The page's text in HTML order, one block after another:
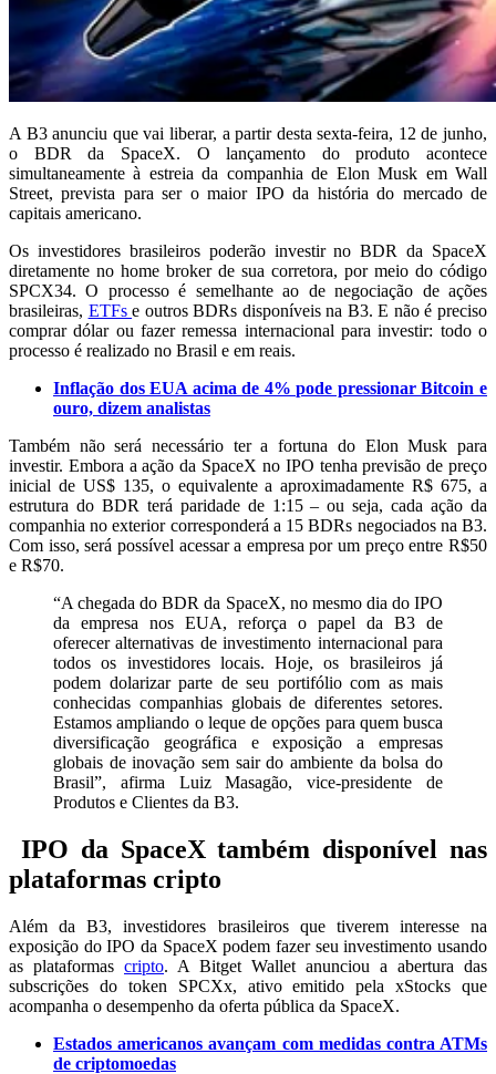
A B3 anunciu que vai liberar, a partir desta sexta-feira, 12 de junho,
o BDR da SpaceX. O lançamento do produto acontece
simultaneamente à estreia da companhia de Elon Musk em Wall
Street, prevista para ser o maior IPO da história do mercado de
capitais americano.
Os investidores brasileiros poderão investir no BDR da SpaceX
diretamente no home broker de sua corretora, por meio do código
SPCX34. O processo é semelhante ao de negociação de ações
brasileiras, ETFse outros BDRs disponíveis na B3. E não é preciso
comprar dólar ou fazer remessa internacional para investir: todo o
processo é realizado no Brasil e em reais.
Inflação dos EUA acima de 4% pode pressionar Bitcoin e
ouro, dizem analistas
Também não será necessário ter a fortuna do Elon Musk para
investir. Embora a ação da SpaceX no IPO tenha previsão de preço
inicial de US$ 135, o equivalente a aproximadamente R$ 675, a
estrutura do BDR terá paridade de 1:15 – ou seja, cada ação da
companhia no exterior corresponderá a 15 BDRs negociados na B3.
Com isso, será possível acessar a empresa por um preço entre R$50
e R$70.
“A chegada do BDR da SpaceX, no mesmo dia do IPO
da empresa nos EUA, reforça o papel da B3 de
oferecer alternativas de investimento internacional para
todos os investidores locais. Hoje, os brasileiros já
podem dolarizar parte de seu portifólio com as mais
conhecidas companhias globais de diferentes setores.
Estamos ampliando o leque de opções para quem busca
diversificação geográfica e exposição a empresas
globais de inovação sem sair do ambiente da bolsa do
Brasil”, afirma Luiz Masagão, vice-presidente de
Produtos e Clientes da B3.
IPO da SpaceX também disponível nas
plataformas cripto
Além da B3, investidores brasileiros que tiverem interesse na
exposição do IPO da SpaceX podem fazer seu investimento usando
as plataformas cripto. A Bitget Wallet anunciou a abertura das
subscrições do token SPCXx, ativo emitido pela xStocks que
acompanha o desempenho da oferta pública da SpaceX.
Estados americanos avançam com medidas contra ATMs
de criptomoedas